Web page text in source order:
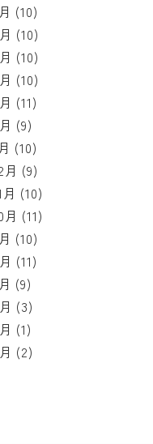
(10)
(10)
(10)
(10)
(11)
(9)
(10)
(9)
(10)
(11)
(10)
(11)
(9)
(3)
(1)
(2)